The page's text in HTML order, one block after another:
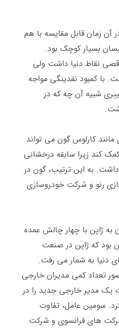
آن زمان قابل مقایسه با هم
بسیار کوچک بود.
نقاط دنیا داشت ولی
. با کمبود نقدینگی مواجه
شبیه آن چه که در
.
کارلوس گون می تواند
کند زیرا سابقه درخشانی
داشت. به این ترتیب، گون در
رنو و شرکت خودروسازی
به ژاپن با چهار چالش عمده
بود که ژاپن در صنعت
دنیا به شمار می رفت.
تعداد کمی مدیران خارجی
یک مدیر خارجی جدید را در
. سومین عامل، تفاوت
های فرانسوی و شرکت